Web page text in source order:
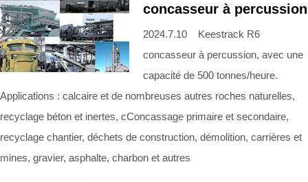
concasseur à percussion
2024.7.10 Keestrack R6
concasseur à percussion, avec une
capacité de 500 tonnes/heure.
Applications : calcaire et de nombreuses autres roches naturelles,
recyclage béton et inertes, cConcassage primaire et secondaire,
recyclage chantier, déchets de construction, démolition, carrières et
mines, gravier, asphalte, charbon et autres